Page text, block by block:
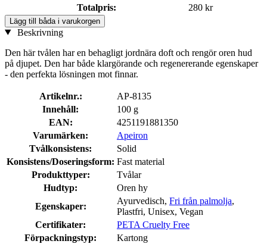
Totalpris:
280 kr
Lägg till båda i varukorgen
Beskrivning
Den här tvålen har en behagligt jordnära doft och rengör oren hud
på djupet. Den har både klargörande och regenererande egenskaper
- den perfekta lösningen mot finnar.
Artikelnr.:
AP-8135
Innehåll:
100 g
EAN:
4251191881350
Varumärken:
Apeiron
Tvålkonsistens:
Solid
Konsistens/Doseringsform: Fast material
Produkttyper:
Tvålar
Hudtyp:
Oren hy
Egenskaper:
Ayurvedisch, Fri från palmolja,
Plastfri, Unisex, Vegan
Certifikater:
PETA Cruelty Free
Förpackningstyp:
Kartong